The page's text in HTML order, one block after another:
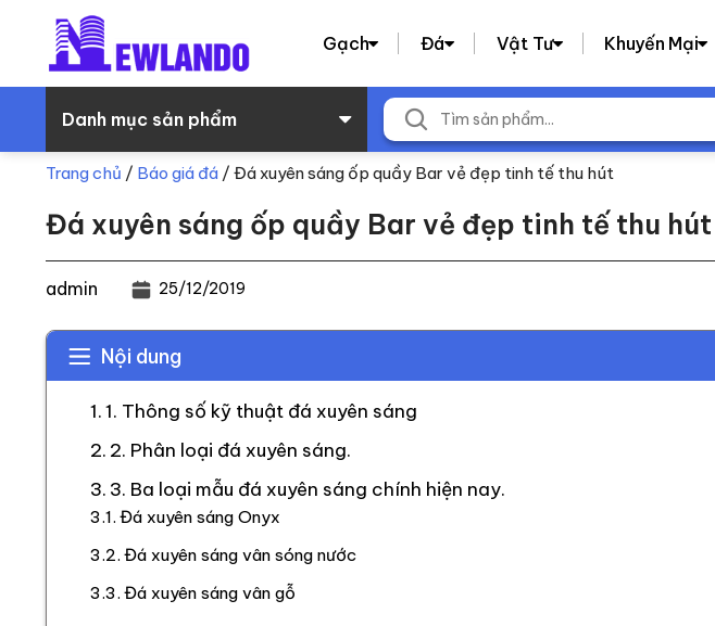
Gạch Đá Vật Tư Khuyến Mại
Danh mục sản phẩm
Trang chủ / Báo giá đá / Đá xuyên sáng ốp quầy Bar vẻ đẹp tinh tế thu hút
Đá xuyên sáng ốp quầy Bar vẻ đẹp tinh tế thu hút
admin 25/12/2019
Nội dung
1. Thông số kỹ thuật đá xuyên sáng
2. Phân loại đá xuyên sáng.
3. Ba loại mẫu đá xuyên sáng chính hiện nay.
Đá xuyên sáng Onyx
Đá xuyên sáng vân sóng nước
Đá xuyên sáng vân gỗ